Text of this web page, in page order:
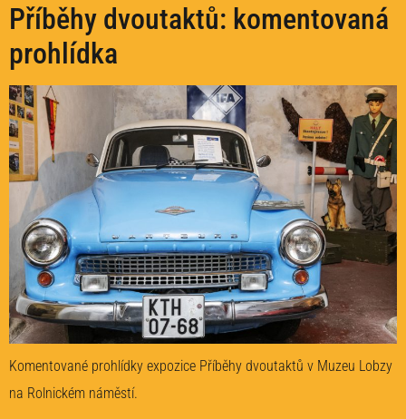
Příběhy dvoutaktů: komentovaná
prohlídka
Komentované prohlídky expozice Příběhy dvoutaktů v Muzeu Lobzy
na Rolnickém náměstí.